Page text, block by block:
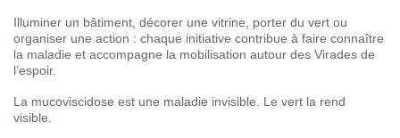
Illuminer un bâtiment, décorer une vitrine, porter du vert ou
organiser une action : chaque initiative contribue à faire connaître
la maladie et accompagne la mobilisation autour des Virades de
l’espoir.
La mucoviscidose est une maladie invisible. Le vert la rend
visible.